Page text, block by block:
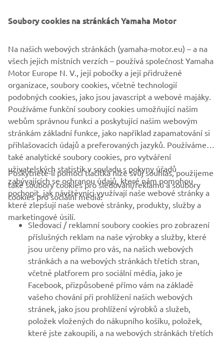
Informace ani obrázky z těchto webových stránek nesmí
výslovného písemného souhlasu společnosti Yamaha
Motor Europe N.V. nebo společnosti Yamaha Motor Co.,
Ltd.
Vždy jezděte bezpečně a dodržujte všechna místní
pravidla silničního provozu.
FIREMNÍ
B2B
VÍCE YAMAHA
PODPORA
ZPRAVODAJ
Získejte jako první informace o nejnovějších nabídkách,
speciálních akcích, nových verzích a mnoho dalšího
Soubory cookies na stránkách Yamaha Motor
Na našich webových stránkách (yamaha-motor.eu) – a na
všech jejich místních verzích – používá společnost Yamaha
Motor Europe N. V., její pobočky a její přidružené
organizace, soubory cookies, včetně technologií
podobných cookies, jako jsou javascript a webové majáky.
Používáme funkční soubory cookies umožňující našim
webům správnou funkci a poskytující našim webovým
stránkám základní funkce, jako například zapamatování si
přihlašovacích údajů a preferovaných jazyků. Používáme
také analytické soubory cookies, pro vytváření
uživatelských statistik v souladu s pokyny úřadů
zabývajících se ochranou údajů, které nám pomohou
pochopit, jak návštěvníci využívají naše webové stránky a
které zlepšují naše webové stránky, produkty, služby a
marketingové úsilí.
Poskytnete-li pomocí tlačítka níže svůj souhlas, použijeme
také soubory cookies pro sledování/reklamu a soubory
cookies pro sociální média:
Sledovací / reklamní soubory cookies pro zobrazení
příslušných reklam na naše výrobky a služby, které
jsou určeny přímo pro vás, na našich webových
stránkách a na webových stránkách třetích stran,
včetně platforem pro sociální média, jako je
Facebook, přizpůsobené přímo vám na základě
vašeho chování při prohlížení našich webových
stránek, jako jsou prohlížení výrobků a služeb,
položek vložených do nákupního košíku, položek,
které jste zakoupili, a na webových stránkách třetích